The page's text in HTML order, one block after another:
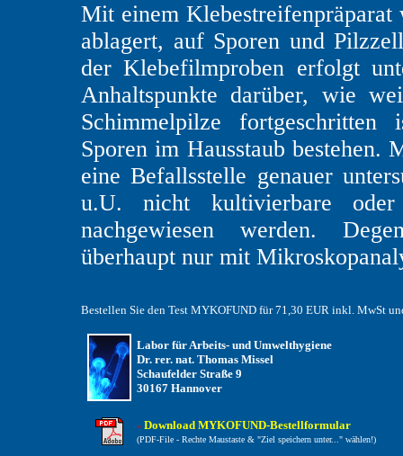
Mit einem
ablagert, auf Sporen und
der Klebefilmproben erfolgt
Anhaltspunkte darüber, wie
Schimmelpilze
Sporen im Hausstaub
eine Befallsstelle genauer
u.U. nicht kultivierbare
nachgewiesen werden.
überhaupt nur mit
Bestellen Sie den Test MYKOFUND für 71,30 EUR inkl. MwSt
Labor für Arbeits- und Umwelthygiene
Dr. rer. nat. Thomas Missel
Schaufelder Straße 9
30167 Hannover
» Download MYKOFUND-Bestellformular
(PDF-File - Rechte Maustaste & "Ziel speichern unter..." wählen!)